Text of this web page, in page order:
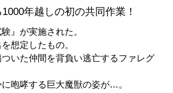
年越しの初の共同作業！
』が実施された。
想定したもの。
いた仲間を背負い逃亡するファレグ
咆哮する巨大魔獣の姿が…。